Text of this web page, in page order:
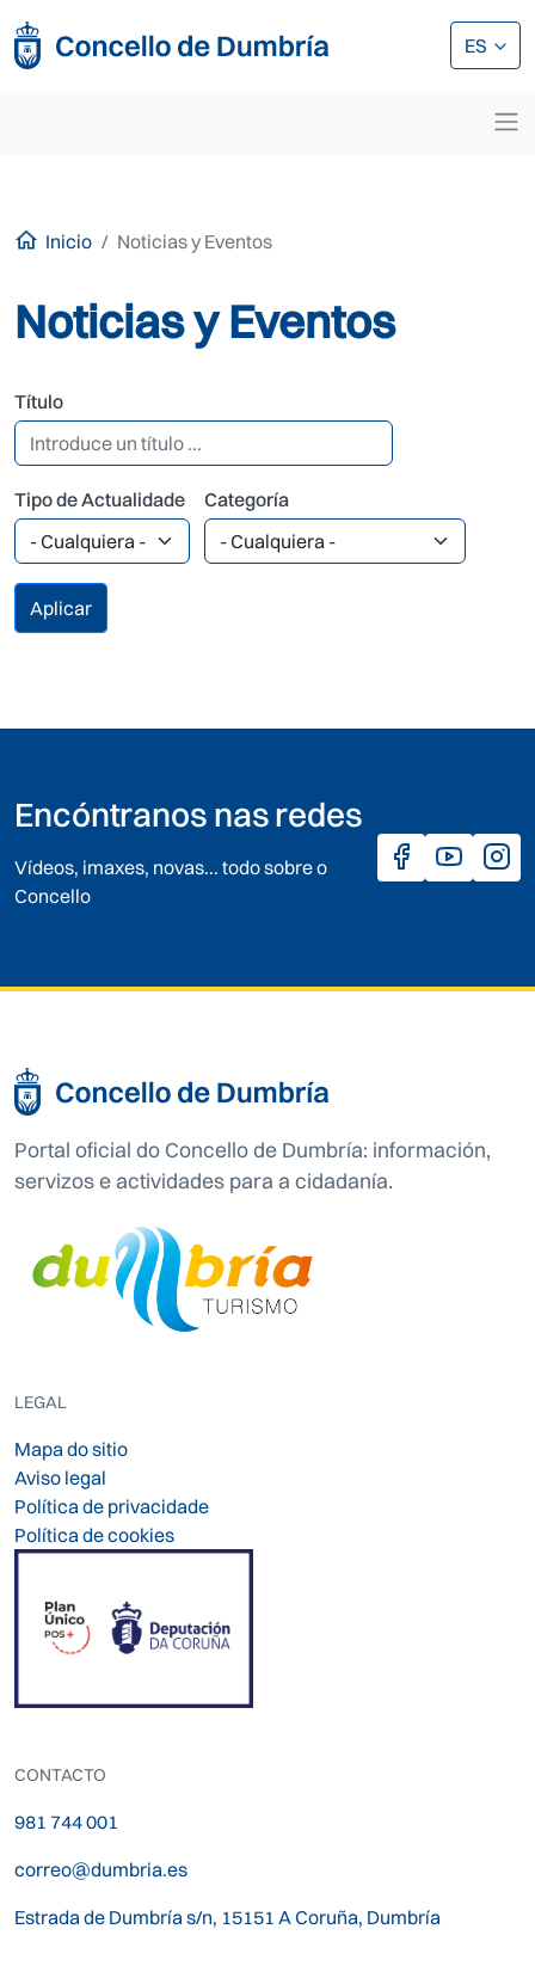
ES
Inicio Noticias y Eventos
Noticias y Eventos
Título
Tipo de Actualidade Categoría
Encóntranos nas redes
Vídeos, imaxes, novas... todo sobre o
Concello
Portal oficial do Concello de Dumbría: información,
servizos e actividades para a cidadanía.
LEGAL
Mapa do sitio
Aviso legal
Política de privacidade
Política de cookies
CONTACTO
981 744 001
correo@dumbria.es
Estrada de Dumbría s/n, 15151 A Coruña, Dumbría